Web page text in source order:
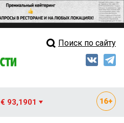
Свежий выпускПоиск по сайту
€ 93,1901